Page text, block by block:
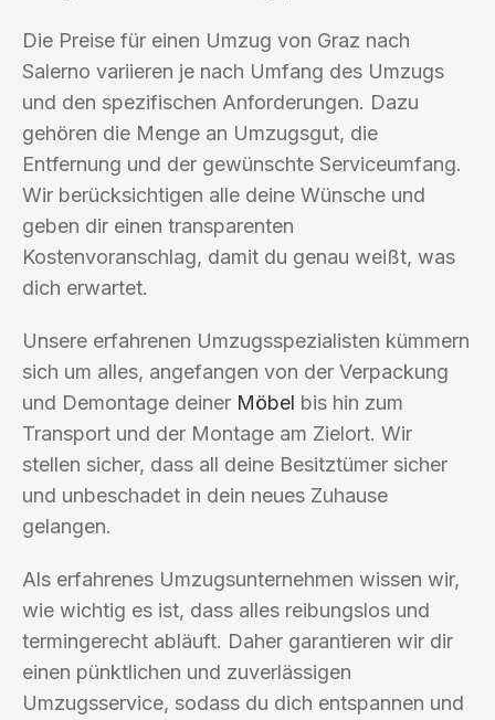
Die Preise für einen Umzug von Graz nach
Salerno variieren je nach Umfang des Umzugs
und den spezifischen Anforderungen. Dazu
gehören die Menge an Umzugsgut, die
Entfernung und der gewünschte Serviceumfang.
Wir berücksichtigen alle deine Wünsche und
geben dir einen transparenten
Kostenvoranschlag, damit du genau weißt, was
dich erwartet.
Unsere erfahrenen Umzugsspezialisten kümmern
sich um alles, angefangen von der Verpackung
und Demontage deiner Möbel bis hin zum
Transport und der Montage am Zielort. Wir
stellen sicher, dass all deine Besitztümer sicher
und unbeschadet in dein neues Zuhause
gelangen.
Als erfahrenes Umzugsunternehmen wissen wir,
wie wichtig es ist, dass alles reibungslos und
termingerecht abläuft. Daher garantieren wir dir
einen pünktlichen und zuverlässigen
Umzugsservice, sodass du dich entspannen und